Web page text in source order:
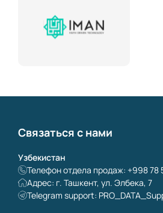
Связаться с нами
Узбекистан
Телефон отдела продаж: +998 78
Адрес: г. Ташкент, ул. Элбека, 7
Telegram support: